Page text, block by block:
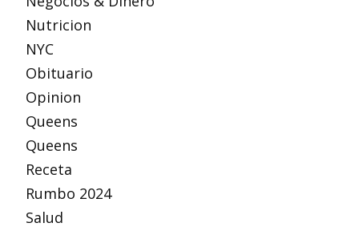
Nutricion
NYC
Obituario
Opinion
Queens
Queens
Receta
Rumbo 2024
Salud